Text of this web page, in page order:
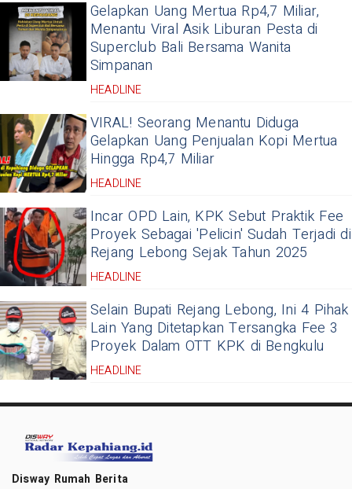
Gelapkan Uang Mertua Rp4,7 Miliar,
Menantu Viral Asik Liburan Pesta di
Superclub Bali Bersama Wanita
Simpanan
HEADLINE
VIRAL! Seorang Menantu Diduga
Gelapkan Uang Penjualan Kopi Mertua
Hingga Rp4,7 Miliar
HEADLINE
Incar OPD Lain, KPK Sebut Praktik Fee
Proyek Sebagai 'Pelicin' Sudah Terjadi di
Rejang Lebong Sejak Tahun 2025
HEADLINE
Selain Bupati Rejang Lebong, Ini 4 Pihak
Lain Yang Ditetapkan Tersangka Fee 3
Proyek Dalam OTT KPK di Bengkulu
HEADLINE
Disway Rumah Berita